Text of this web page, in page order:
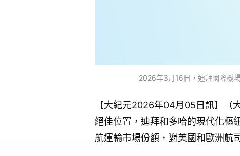
2026年3月16日，迪拜國際機
【大紀元2026年04月05日訊】（
絕佳位置，迪拜和多哈的現代化樞
航運輸市場份額，對美國和歐洲航